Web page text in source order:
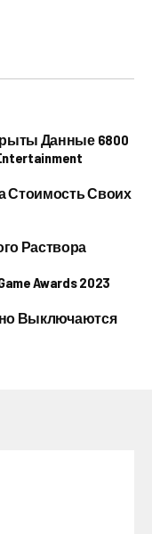
Данные 6800
Стоимость Своих
Раствора
Awards 2023
Выключаются